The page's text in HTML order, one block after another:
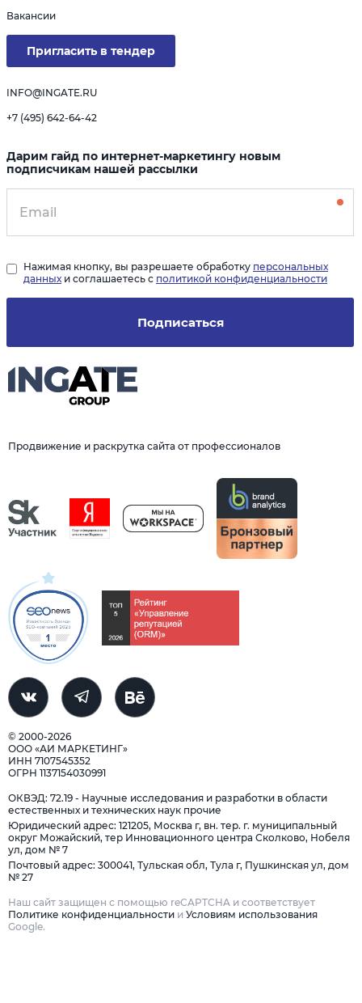
Продвижение и раскрутка сайта от профессионалов
© 2000-2026
ООО «АИ МАРКЕТИНГ»
ИНН 7107545352
ОГРН 1137154030991
Вакансии
Пригласить в тендер
INFO@INGATE.RU
+7 (495) 642-64-42
Дарим гайд по интернет-маркетингу новым
подписчикам нашей рассылки
Подписаться
Нажимая кнопку, вы разрешаете обработку персональных
данных и соглашаетесь с политикой конфиденциальности
ОКВЭД: 72.19 - Научные исследования и разработки в области
естественных и технических наук прочие
Юридический адрес: 121205, Москва г, вн. тер. г. муниципальный
округ Можайский, тер Инновационного центра Сколково, Нобеля
ул, дом № 7
Почтовый адрес: 300041, Тульская обл, Тула г, Пушкинская ул, дом
№ 27
Наш сайт защищен с помощью reCAPTCHA и соответствует
Политике конфиденциальности и Условиям использования
Google.